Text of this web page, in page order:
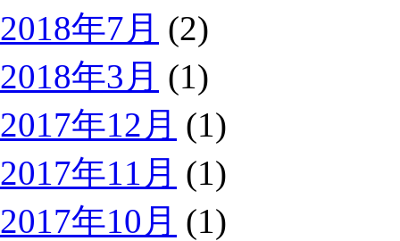
2018年7月 (2)
2018年3月 (1)
2017年12月 (1)
2017年11月 (1)
2017年10月 (1)